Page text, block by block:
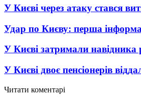
У Києві через атаку стався
Удар по Києву: перша
У Києві затримали навідника
У Києві двоє пенсіонерів
Читати коментарі